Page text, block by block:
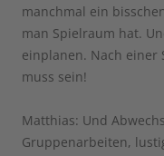
manchmal ein
man Spielraum hat.
einplanen. Nach einer
muss sein!
Matthias: Und
Gruppenarbeiten,